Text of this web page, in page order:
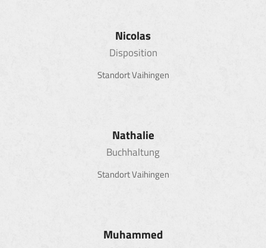
Nicolas
Disposition
Standort Vaihingen
Nathalie
Buchhaltung
Standort Vaihingen
Muhammed